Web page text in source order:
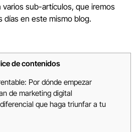
sub-artículos, que iremos
días en este mismo blog.
de contenidos
Por dónde empezar
de marketing digital
que haga triunfar a tu